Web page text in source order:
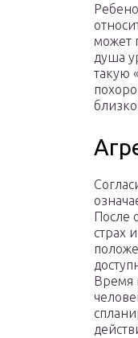
может
душа
такую
После
страх
Время